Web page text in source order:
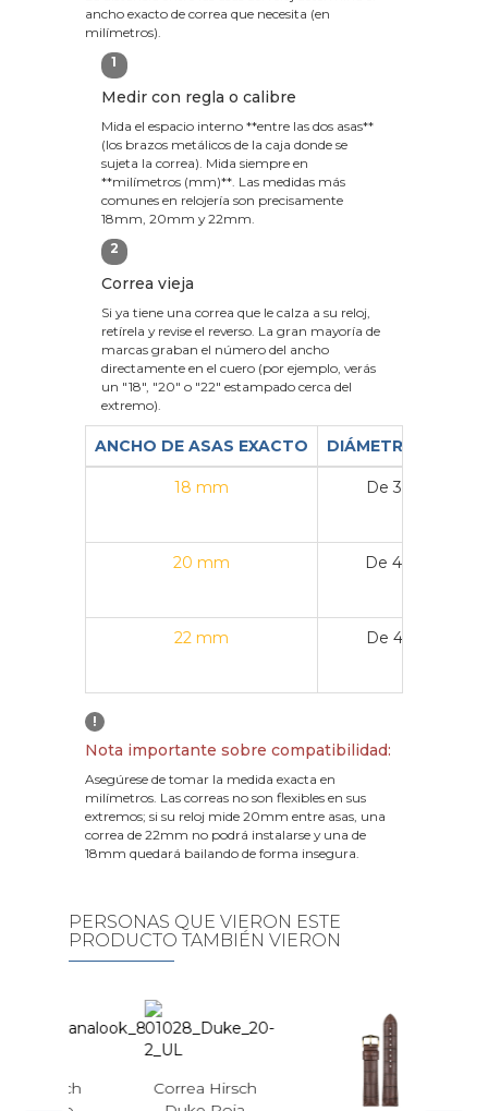
ancho exacto de correa que necesita (en
milímetros).
1
Medir con regla o calibre
Mida el espacio interno **entre las dos asas**
(los brazos metálicos de la caja donde se
sujeta la correa). Mida siempre en
**milímetros (mm)**. Las medidas más
comunes en relojería son precisamente
18mm, 20mm y 22mm.
2
Correa vieja
Si ya tiene una correa que le calza a su reloj,
retírela y revise el reverso. La gran mayoría de
marcas graban el número del ancho
directamente en el cuero (por ejemplo, verás
un "18", "20" o "22" estampado cerca del
extremo).
ANCHO DE ASAS EXACTO DIÁMETRO DE
18 mm De 36 mm a
20 mm De 40 mm a
22 mm De 43 mm a
!
Nota importante sobre compatibilidad:
Asegúrese de tomar la medida exacta en
milímetros. Las correas no son flexibles en sus
extremos; si su reloj mide 20mm entre asas, una
correa de 22mm no podrá instalarse y una de
18mm quedará bailando de forma insegura.
PERSONAS QUE VIERON ESTE
PRODUCTO TAMBIÉN VIERON
Correa Hirsch